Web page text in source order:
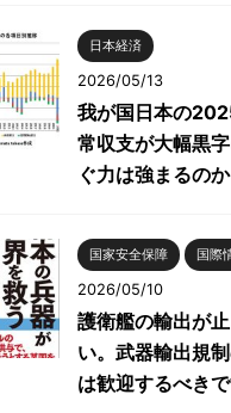
日本経済
2026/05/13
我が国日本の
常収支が大幅黒
ぐ力は強まるのか
国家安全保障 国際
2026/05/10
護衛艦の輸出が
い。武器輸出規
は歓迎するべき